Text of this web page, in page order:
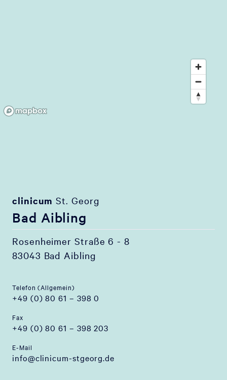
clinicum St. Georg
Bad Aibling
Rosenheimer Straße 6 - 8
83043 Bad Aibling
Telefon (Allgemein)
+49 (0) 80 61 – 398 0
Fax
+49 (0) 80 61 – 398 203
E-Mail
info@clinicum-stgeorg.de